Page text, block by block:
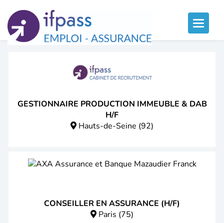
Toggle
GESTIONNAIRE PRODUCTION IMMEUBLE & DAB
H/F
Hauts-de-Seine (92)
CONSEILLER EN ASSURANCE (H/F)
Paris (75)